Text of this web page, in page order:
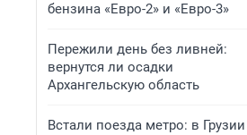
бензина «Евро-2» и «Евро-3»
Пережили день без ливней:
вернутся ли осадки
Архангельскую область
Встали поезда метро: в Грузии